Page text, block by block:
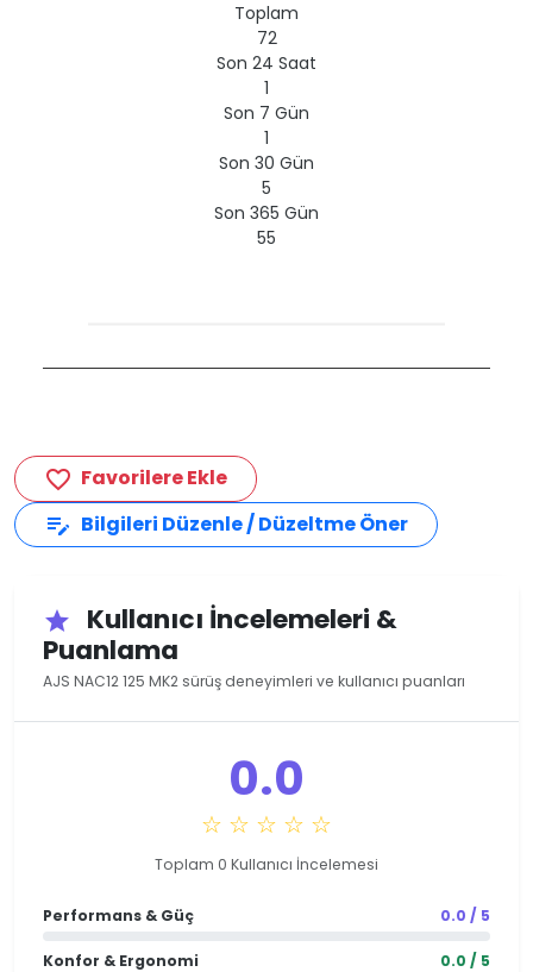
Toplam
72
Son 24 Saat
1
Son 7 Gün
1
Son 30 Gün
5
Son 365 Gün
55
favorite_border Favorilere Ekle
edit_note Bilgileri Düzenle / Düzeltme Öner
star
Kullanıcı İncelemeleri &
Puanlama
AJS NAC12 125 MK2 sürüş deneyimleri ve kullanıcı puanları
0.0
☆ ☆ ☆ ☆ ☆
Toplam 0 Kullanıcı İncelemesi
Performans & Güç 0.0 / 5
Konfor & Ergonomi 0.0 / 5